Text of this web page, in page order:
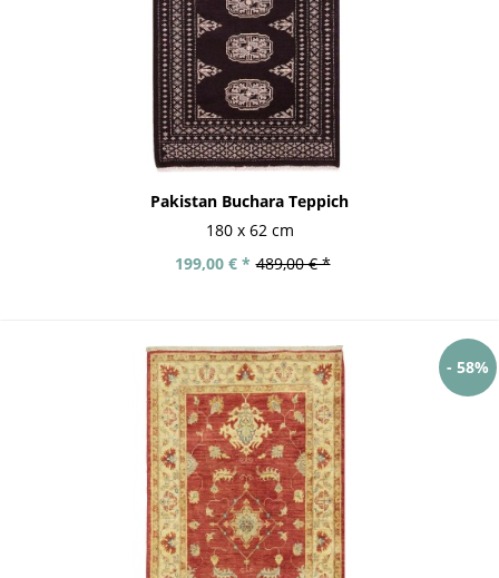
Pakistan Buchara Teppich
180 x 62 cm
489,00 € *
199,00 € *
- 58%